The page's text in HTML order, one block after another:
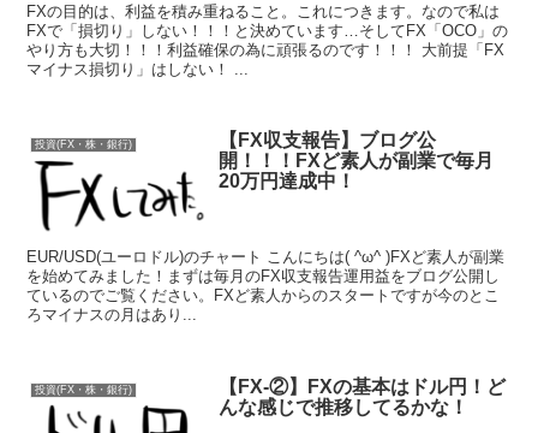
FXの目的は、利益を積み重ねること。これにつきます。なので私は
FXで「損切り」しない！！！と決めています…そしてFX「OCO」の
やり方も大切！！！利益確保の為に頑張るのです！！！ 大前提「FX
マイナス損切り」はしない！ ...
投資(FX・株・銀行)
【FX収支報告】ブログ公
開！！！FXど素人が副業で毎月
20万円達成中！
EUR/USD(ユーロドル)のチャート こんにちは( ^ω^ )FXど素人が副業
を始めてみました！まずは毎月のFX収支報告運用益をブログ公開し
ているのでご覧ください。FXど素人からのスタートですが今のとこ
ろマイナスの月はあり...
投資(FX・株・銀行)
【FX-②】FXの基本はドル円！ど
んな感じで推移してるかな！